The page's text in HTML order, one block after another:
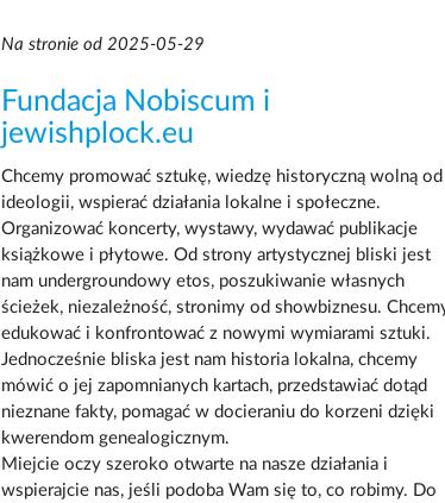
Na stronie od 2025-05-29
Fundacja Nobiscum i
jewishplock.eu
Chcemy promować sztukę, wiedzę historyczną wolną od
ideologii, wspierać działania lokalne i społeczne.
Organizować koncerty, wystawy, wydawać publikacje
książkowe i płytowe. Od strony artystycznej bliski jest
nam undergroundowy etos, poszukiwanie własnych
ścieżek, niezależność, stronimy od showbiznesu.
edukować i konfrontować z nowymi wymiarami sztuki.
Jednocześnie bliska jest nam historia lokalna, chcemy
mówić o jej zapomnianych kartach, przedstawiać dotąd
nieznane fakty, pomagać w docieraniu do korzeni dzięki
kwerendom genealogicznym.
Miejcie oczy szeroko otwarte na nasze działania i
wspierajcie nas, jeśli podoba Wam się to, co robimy. Do